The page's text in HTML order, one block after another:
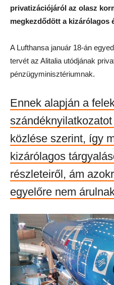
privatizációjáról az olasz
megkezdődött a kizárólagos
A Lufthansa január 18-án
tervét az Alitalia utódjának
pénzügyminisztériumnak.
Ennek alapján a
közlése szerint, így
kizárólagos
részleteiről, ám
egyelőre nem